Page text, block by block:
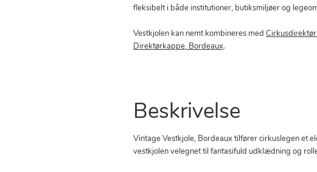
fleksibelt i både institutioner, butiksmiljøer og
Vestkjolen kan nemt kombineres med
Direktørkappe, Bordeaux.
Beskrivelse
Vintage Vestkjole, Bordeaux tilfører cirkuslegen et
vestkjolen velegnet til fantasifuld udklædning og